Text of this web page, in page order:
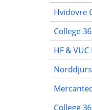
Hvidovre
College
HF &
College